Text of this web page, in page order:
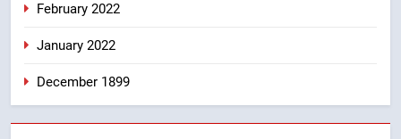
February 2022
January 2022
December 1899